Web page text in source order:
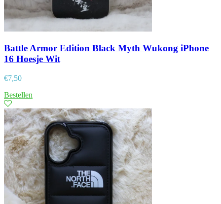
Battle Armor Edition Black Myth Wukong iPhone
16 Hoesje Wit
€7,50
Bestellen